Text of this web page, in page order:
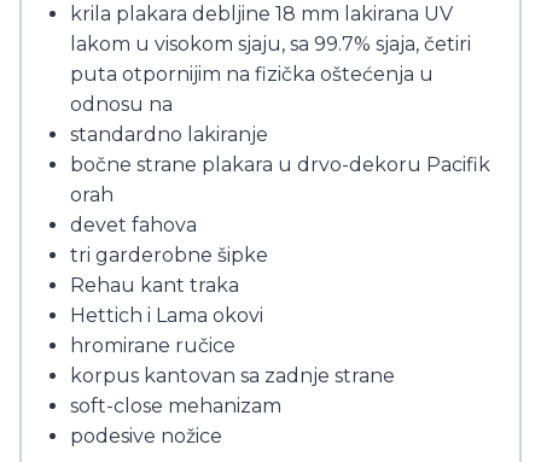
krila plakara debljine 18 mm lakirana UV
lakom u visokom sjaju, sa 99.7% sjaja, četiri
puta otpornijim na fizička oštećenja u
odnosu na
standardno lakiranje
bočne strane plakara u drvo-dekoru Pacifik
orah
devet fahova
tri garderobne šipke
Rehau kant traka
Hettich i Lama okovi
hromirane ručice
korpus kantovan sa zadnje strane
soft-close mehanizam
podesive nožice